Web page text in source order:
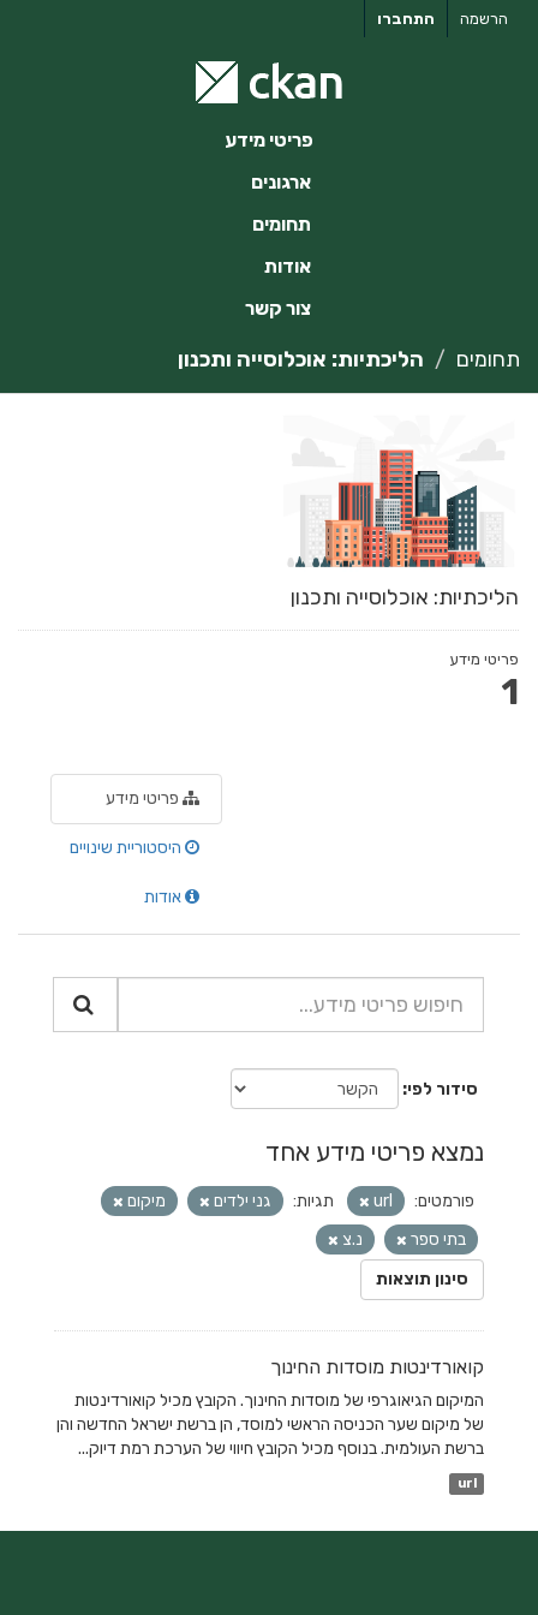
התחברו הרשמה
פריטי מידע
ארגונים
תחומים
אודות
צור קשר
תחומים הליכתיות: אוכלוסייה ותכנון
הליכתיות: אוכלוסייה ותכנון
פריטי מידע
1
פריטי מידע
היסטוריית שינויים
אודות
סידור לפי
נמצא פריטי מידע אחד
פורמטים: url תגיות: גני ילדים
מיקום
בתי ספר
נ.צ
סינון תוצאות
קואורדינטות מוסדות החינוך
המיקום הגיאוגרפי של מוסדות החינוך. הקובץ מכיל קואורדינטות
של מיקום שער הכניסה הראשי למוסד, הן ברשת ישראל החדשה והן
ברשת העולמית. בנוסף מכיל הקובץ חיווי של הערכת רמת דיוק...
url